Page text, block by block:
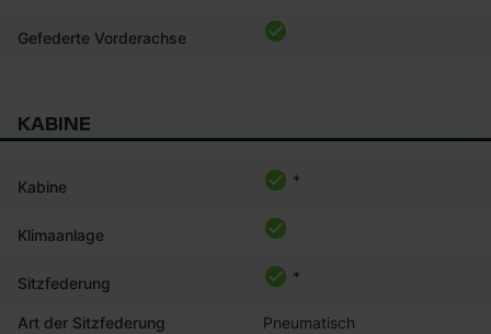
Gefederte Vorderachse
KABINE
Kabine *
Klimaanlage
Sitzfederung *
Art der Sitzfederung Pneumatisch